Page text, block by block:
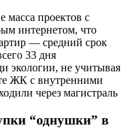
масса проектов с
интернетом, что
— средний срок
33 дня
экологии, не учитывая
ЖК с внутренними
через магистраль
“однушки” в